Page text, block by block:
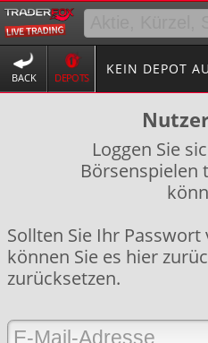
BACK DEPOTS
KEIN DEPOT
Loggen Sie
Börsenspielen
Sollten Sie Ihr Passwort
können Sie es hier
zurücksetzen.